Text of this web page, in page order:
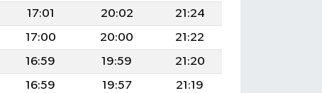
17:01 20:02
21:24
17:00 20:00
21:22
16:59 19:59
21:20
16:59 19:57 21:19